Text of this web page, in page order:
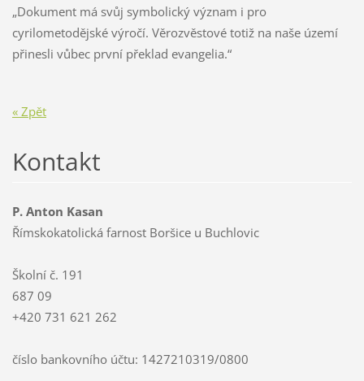
„Dokument má svůj symbolický význam i pro
cyrilometodějské výročí. Věrozvěstové totiž na naše území
přinesli vůbec první překlad evangelia.“
« Zpět
Kontakt
P. Anton Kasan
Římskokatolická farnost Boršice u Buchlovic
Školní č. 191
687 09
+420 731 621 262
číslo bankovního účtu: 1427210319/0800